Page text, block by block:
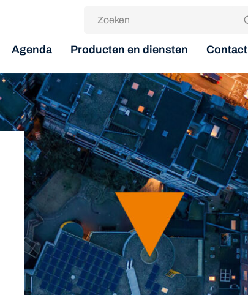
Agenda Producten en diensten Contact